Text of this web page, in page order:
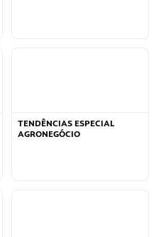
TENDÊNCIAS ESPECIAL
AGRONEGÓCIO